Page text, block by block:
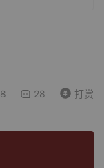
8 28 打赏